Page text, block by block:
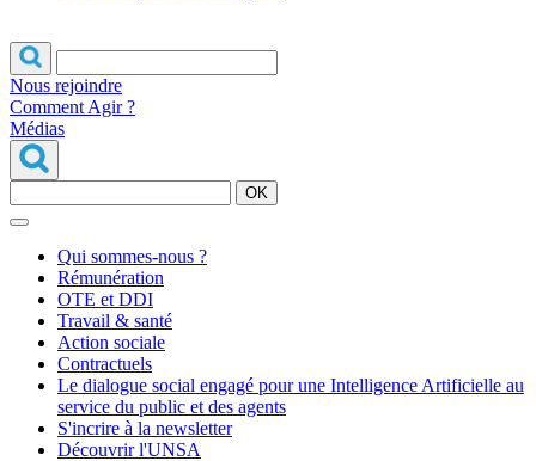
Nous rejoindre
Comment Agir ?
Médias
OK
Qui sommes-nous ?
Rémunération
OTE et DDI
Travail & santé
Action sociale
Contractuels
Le dialogue social engagé pour une Intelligence Artificielle au
service du public et des agents
S'incrire à la newsletter
Découvrir l'UNSA